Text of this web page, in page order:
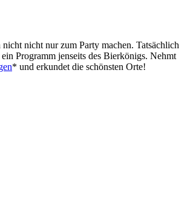
nicht nur zum Party machen. Tatsächlich
Programm jenseits des Bierkönigs. Nehmt
* und erkundet die schönsten Orte!